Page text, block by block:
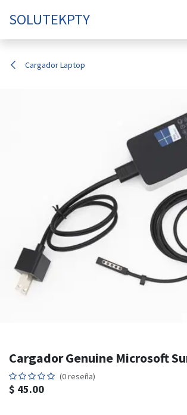
SOLUTEKPTY
Cargador Laptop
Cargador Genuine Microsoft
(0 reseña)
$ 45.00